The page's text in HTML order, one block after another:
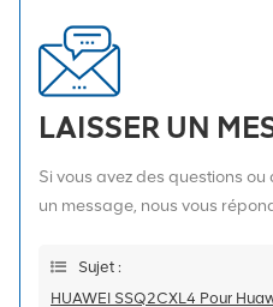
LAISSER UN
Si vous avez des questions
un message, nous vous
Sujet :